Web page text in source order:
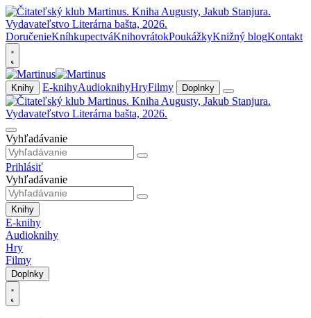
DoručenieKníhkupectváKnihovrátokPoukážkyKnižný blogKontakt
Knihy E-knihyAudioknihyHryFilmy Doplnky
Vyhľadávanie
Prihlásiť
Vyhľadávanie
Knihy
E-knihy
Audioknihy
Hry
Filmy
Doplnky